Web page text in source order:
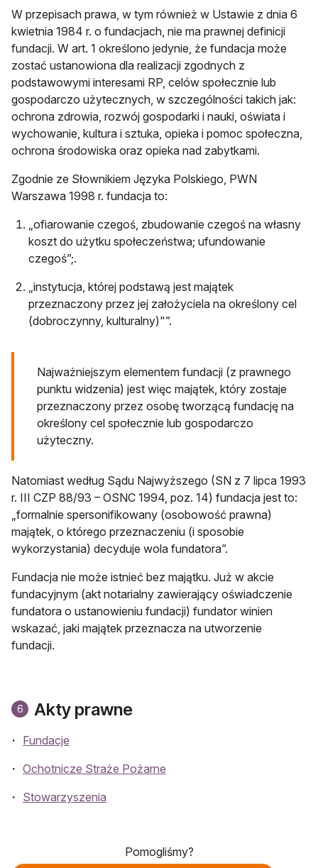
W przepisach prawa, w tym również w Ustawie z dnia 6
kwietnia 1984 r. o fundacjach, nie ma prawnej definicji
fundacji. W art. 1 określono jedynie, że fundacja może
zostać ustanowiona dla realizacji zgodnych z
podstawowymi interesami RP, celów społecznie lub
gospodarczo użytecznych, w szczególności takich jak:
ochrona zdrowia, rozwój gospodarki i nauki, oświata i
wychowanie, kultura i sztuka, opieka i pomoc społeczna,
ochrona środowiska oraz opieka nad zabytkami.
Zgodnie ze Słownikiem Języka Polskiego, PWN
Warszawa 1998 r. fundacja to:
„ofiarowanie czegoś, zbudowanie czegoś na własny
koszt do użytku społeczeństwa; ufundowanie
czegoś”;.
„instytucja, której podstawą jest majątek
przeznaczony przez jej założyciela na określony cel
(dobroczynny, kulturalny)"”.
Najważniejszym elementem fundacji (z prawnego
punktu widzenia) jest więc majątek, który zostaje
przeznaczony przez osobę tworzącą fundację na
określony cel społecznie lub gospodarczo
użyteczny.
Natomiast według Sądu Najwyższego (SN z 7 lipca 1993
r. III CZP 88/93 – OSNC 1994, poz. 14) fundacja jest to:
„formalnie spersonifikowany (osobowość prawna)
majątek, o którego przeznaczeniu (i sposobie
wykorzystania) decyduje wola fundatora”.
Fundacja nie może istnieć bez majątku. Już w akcie
fundacyjnym (akt notarialny zawierający oświadczenie
fundatora o ustanowieniu fundacji) fundator winien
wskazać, jaki majątek przeznacza na utworzenie
fundacji.
6 Akty prawne
Fundacje
Ochotnicze Straże Pożarne
Stowarzyszenia
Pomogliśmy?